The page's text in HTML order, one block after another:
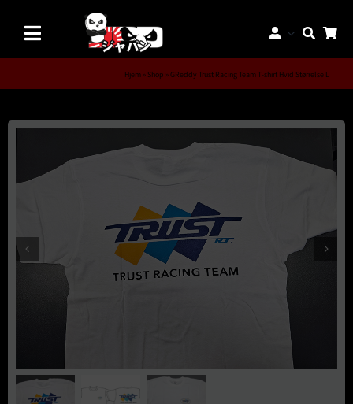
contentToggle
Dæk & Fælge
Reservedele
JDM Lifestyle
Brugte Dele
Kontakt Os
Hjem » Shop »GReddy Trust Racing Team T-shirt Hvid Størrelse L